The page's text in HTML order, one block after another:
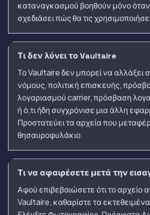
καταναγκασμού βοηθούν μόνο
σχεδιάσει πώς θα τις
Τι δεν λύνει το Vaultaire
Το Vaultaire δεν μπορεί να αλλάξει
νόμους, πολιτική επισκευής,
λογαριασμού carrier, πρόσβαση
ή ό,τι ήδη συγχρόνισε μια άλλη
Προστατεύει τα αρχεία που
θησαυροφυλάκιο.
Τι να αφαιρέσετε μετά την
Αφού επιβεβαιώσετε ότι το αρχείο
Vaultaire, καθαρίστε τα